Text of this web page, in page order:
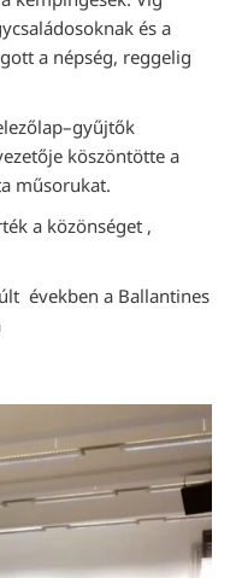
és a
a népség, reggelig
köszöntötte a
műsorukat.
a közönséget ,
években a Ballantines